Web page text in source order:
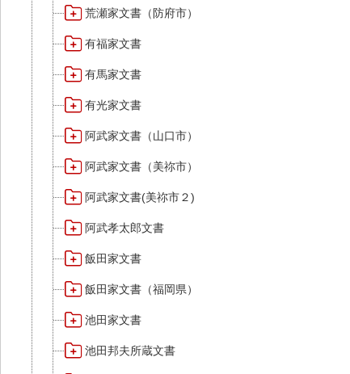
荒瀬家文書（防府市）
有福家文書
有馬家文書
有光家文書
阿武家文書（山口市）
阿武家文書（美祢市）
阿武家文書(美祢市２)
阿武孝太郎文書
飯田家文書
飯田家文書（福岡県）
池田家文書
池田邦夫所蔵文書